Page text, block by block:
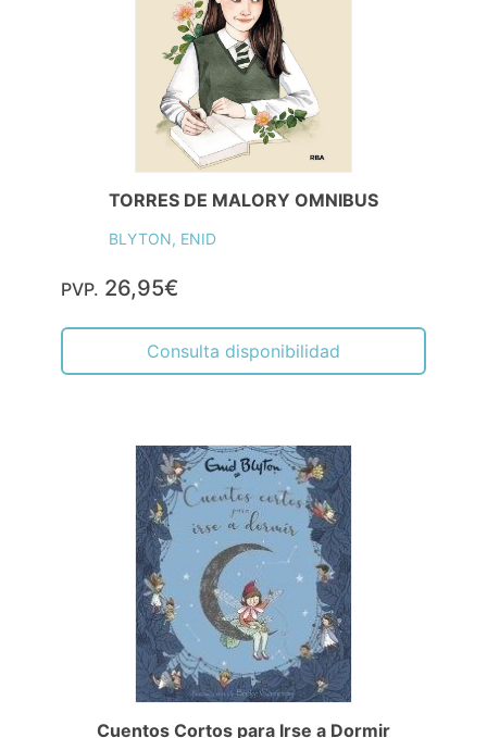
TORRES DE MALORY OMNIBUS
BLYTON, ENID
PVP. 26,95€
Consulta disponibilidad
Cuentos Cortos para Irse a Dormir